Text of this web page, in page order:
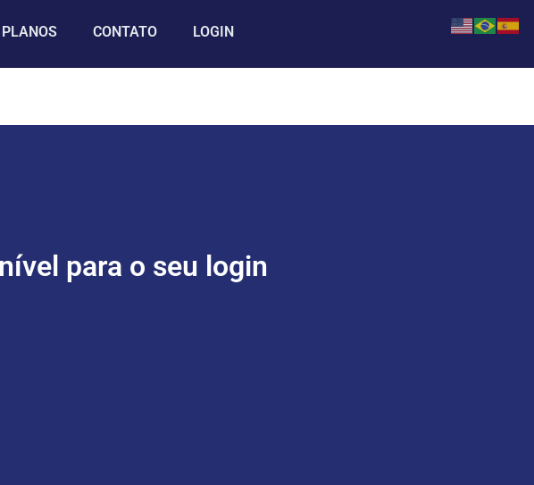
PLANOS CONTATO LOGIN
para o seu login